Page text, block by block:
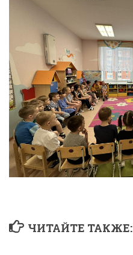
ЧИТАЙТЕ ТАКЖЕ: